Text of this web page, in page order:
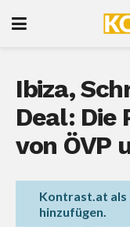
Ibiza,
Deal:
von ÖVP
Kontrast.at als
hinzufügen.